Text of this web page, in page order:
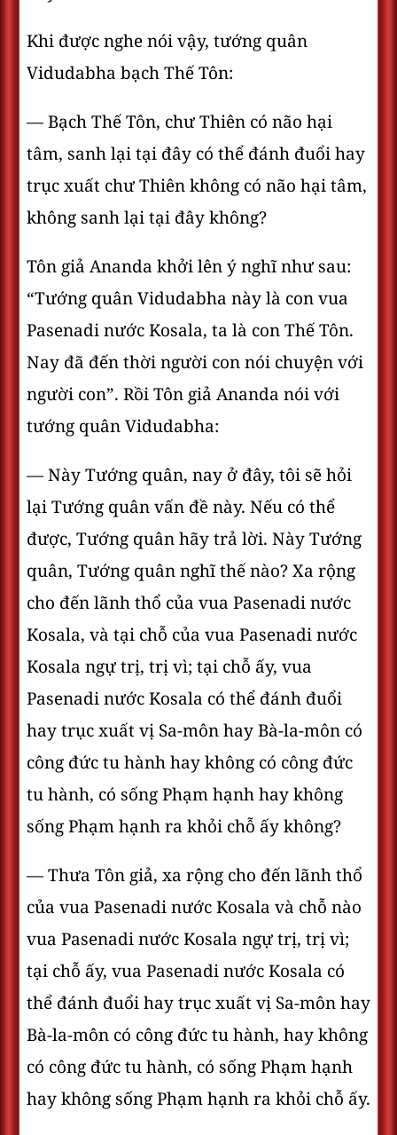
Khi được nghe nói vậy, tướng quân
Vidudabha bạch Thế Tôn:
— Bạch Thế Tôn, chư Thiên có não hại
tâm, sanh lại tại đây có thể đánh đuổi hay
trục xuất chư Thiên không có não hại tâm,
không sanh lại tại đây không?
Tôn giả Ananda khởi lên ý nghĩ như sau:
“Tướng quân Vidudabha này là con vua
Pasenadi nước Kosala, ta là con Thế Tôn.
Nay đã đến thời người con nói chuyện với
người con”. Rồi Tôn giả Ananda nói với
tướng quân Vidudabha:
— Này Tướng quân, nay ở đây, tôi sẽ hỏi
lại Tướng quân vấn đề này. Nếu có thể
được, Tướng quân hãy trả lời. Này Tướng
quân, Tướng quân nghĩ thế nào? Xa rộng
cho đến lãnh thổ của vua Pasenadi nước
Kosala, và tại chỗ của vua Pasenadi nước
Kosala ngự trị, trị vì; tại chỗ ấy, vua
Pasenadi nước Kosala có thể đánh đuổi
hay trục xuất vị Sa-môn hay Bà-la-môn có
công đức tu hành hay không có công đức
tu hành, có sống Phạm hạnh hay không
sống Phạm hạnh ra khỏi chỗ ấy không?
— Thưa Tôn giả, xa rộng cho đến lãnh thổ
của vua Pasenadi nước Kosala và chỗ nào
vua Pasenadi nước Kosala ngự trị, trị vì;
tại chỗ ấy, vua Pasenadi nước Kosala có
thể đánh đuổi hay trục xuất vị Sa-môn hay
Bà-la-môn có công đức tu hành, hay không
có công đức tu hành, có sống Phạm hạnh
hay không sống Phạm hạnh ra khỏi chỗ ấy.